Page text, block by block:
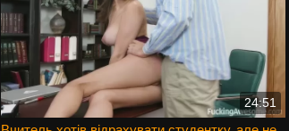
24:51